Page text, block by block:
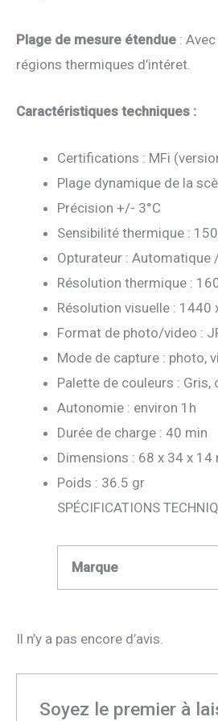
Plage de mesure étendue :
régions thermiques d’intéret.
Caractéristiques techniques :
Certifications : MFi
Plage dynamique de la
Précision +/- 3°C
Sensibilité thermique :
Opturateur : Automatique
Résolution thermique :
Résolution visuelle : 1440
Format de photo/video :
Mode de capture : photo,
Palette de couleurs : Gris,
Autonomie : environ 1h
Durée de charge : 40 min
Dimensions : 68 x 34 x 14
Poids : 36.5 gr
SPÉCIFICATIONS
Marque
Il n’y a pas encore d’avis.
Soyez le premier à